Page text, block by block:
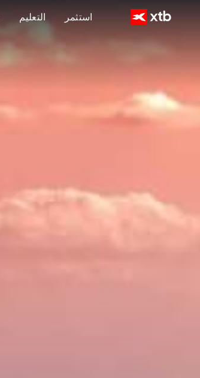
استثمر التعليم